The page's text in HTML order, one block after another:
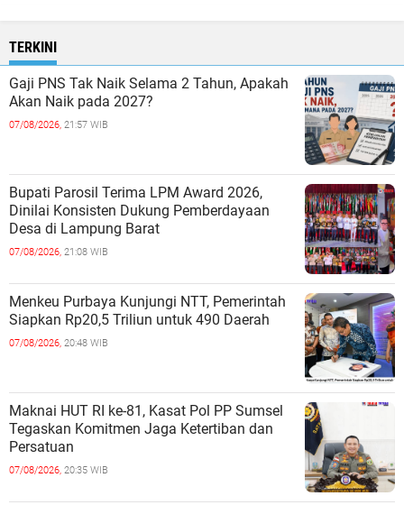
TERKINI
Gaji PNS Tak Naik Selama 2 Tahun, Apakah
Akan Naik pada 2027?
07/08/2026, 21:57 WIB
Bupati Parosil Terima LPM Award 2026,
Dinilai Konsisten Dukung Pemberdayaan
Desa di Lampung Barat
07/08/2026, 21:08 WIB
Menkeu Purbaya Kunjungi NTT, Pemerintah
Siapkan Rp20,5 Triliun untuk 490 Daerah
07/08/2026, 20:48 WIB
Maknai HUT RI ke-81, Kasat Pol PP Sumsel
Tegaskan Komitmen Jaga Ketertiban dan
Persatuan
07/08/2026, 20:35 WIB